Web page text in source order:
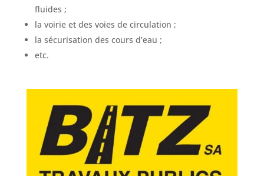
fluides ;
la voirie et des voies de circulation ;
la sécurisation des cours d’eau ;
etc.